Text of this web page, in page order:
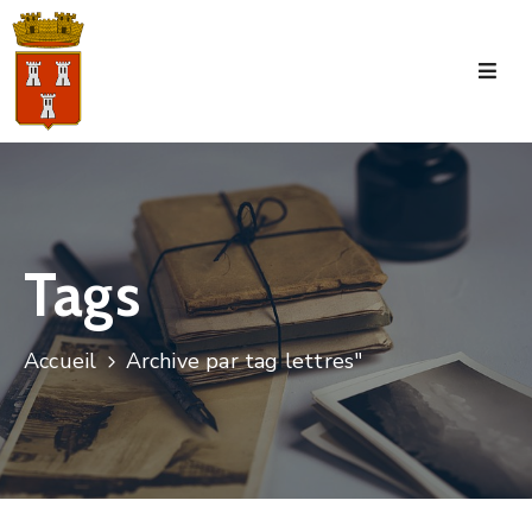
Accueil
Tourisme
Manifestations
Vie
Municipale
Services
Jeunesse
Tags
Accueil Archive par tag lettres"